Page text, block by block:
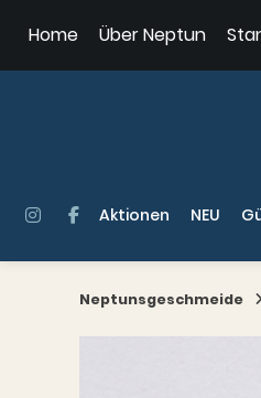
zum
Inhalt
Home Über Neptun
Aktionen NEU
Neptunsgeschmeide